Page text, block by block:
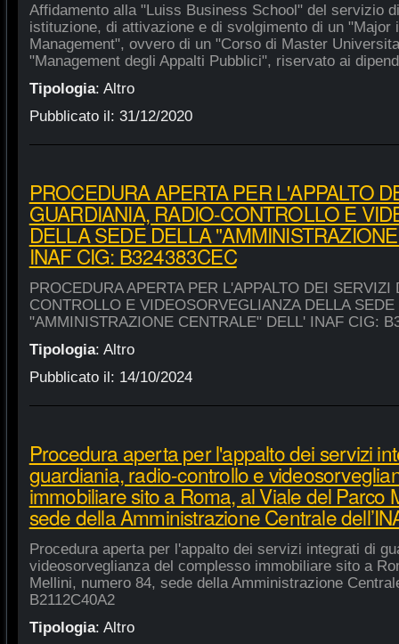
Affidamento alla "Luiss Business School" del servizio
istituzione, di attivazione e di svolgimento di un "Major
Management", ovvero di un "Corso di Master
"Management degli Appalti Pubblici", riservato ai
Tipologia: Altro
Pubblicato il: 31/12/2020
PROCEDURA APERTA PER L'APPALTO
GUARDIANIA, RADIO-CONTROLLO E
DELLA SEDE DELLA
INAF CIG: B324383CEC
PROCEDURA APERTA PER L'APPALTO DEI
CONTROLLO E VIDEOSORVEGLIANZA DELLA SEDE
"AMMINISTRAZIONE CENTRALE" DELL' INAF CIG:
Tipologia: Altro
Pubblicato il: 14/10/2024
Procedura aperta per l'appalto dei servizi
guardiania, radio-controllo e
immobiliare sito a Roma, al Viale del Parco
sede della Amministrazione Centrale
Procedura aperta per l'appalto dei servizi integrati di
videosorveglianza del complesso immobiliare sito a
Mellini, numero 84, sede della Amministrazione
B2112C40A2
Tipologia: Altro